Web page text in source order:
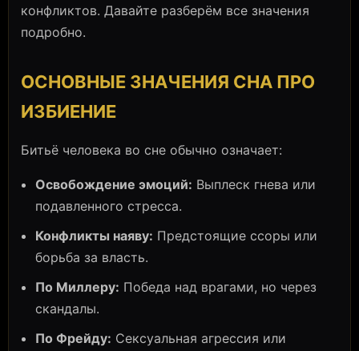
конфликтов. Давайте разберём все значения
подробно.
ОСНОВНЫЕ ЗНАЧЕНИЯ СНА ПРО
ИЗБИЕНИЕ
Битьё человека во сне обычно означает:
Освобождение эмоций: Выплеск гнева или
подавленного стресса.
Конфликты наяву: Предстоящие ссоры или
борьба за власть.
По Миллеру: Победа над врагами, но через
скандалы.
По Фрейду: Сексуальная агрессия или